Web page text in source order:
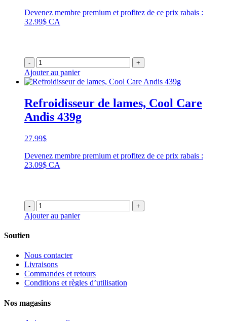
Devenez membre premium et profitez de ce prix rabais :
32.99$ CA
- +
Ajouter au panier
Refroidisseur de lames, Cool Care
Andis 439g
27.99$
Devenez membre premium et profitez de ce prix rabais :
23.09$ CA
- +
Ajouter au panier
Soutien
Nous contacter
Livraisons
Commandes et retours
Conditions et règles d’utilisation
Nos magasins